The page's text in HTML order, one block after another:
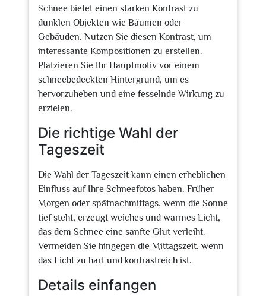
Schnee bietet einen starken Kontrast zu
dunklen Objekten wie Bäumen oder
Gebäuden. Nutzen Sie diesen Kontrast, um
interessante Kompositionen zu erstellen.
Platzieren Sie Ihr Hauptmotiv vor einem
schneebedeckten Hintergrund, um es
hervorzuheben und eine fesselnde Wirkung zu
erzielen.
Die richtige Wahl der
Tageszeit
Die Wahl der Tageszeit kann einen erheblichen
Einfluss auf Ihre Schneefotos haben. Früher
Morgen oder spätnachmittags, wenn die Sonne
tief steht, erzeugt weiches und warmes Licht,
das dem Schnee eine sanfte Glut verleiht.
Vermeiden Sie hingegen die Mittagszeit, wenn
das Licht zu hart und kontrastreich ist.
Details einfangen